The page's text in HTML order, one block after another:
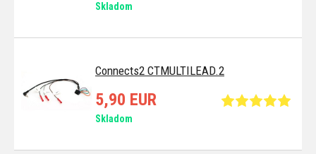
Skladom
Connects2 CTMULTILEAD.2
5,90 EUR
Skladom